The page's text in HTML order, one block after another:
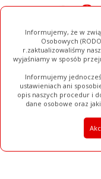
Informujemy, że w
Osobowych
r.zaktualizowaliśmy
wyjaśniamy w sposób
Informujemy
ustawieniach ani
opis naszych procedur i
dane osobowe oraz
Ogłoszenia Filmy